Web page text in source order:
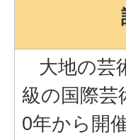
大地の芸
級の国際芸
0年から開